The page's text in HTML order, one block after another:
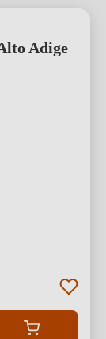
Adige
von 5